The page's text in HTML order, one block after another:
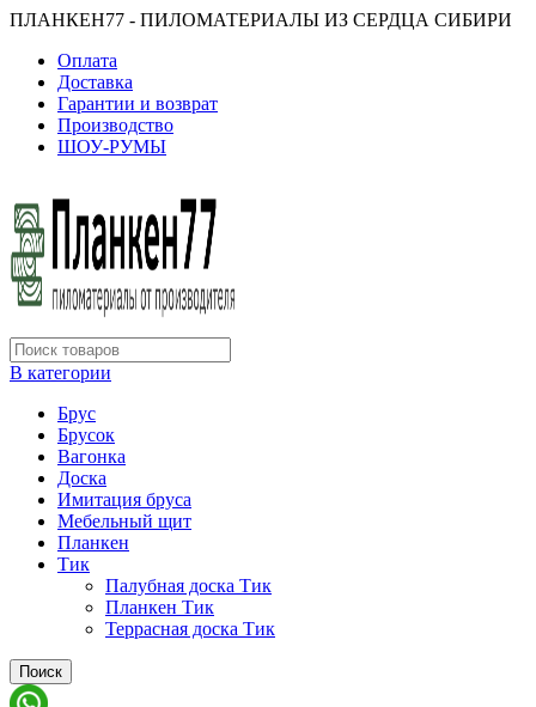
ПЛАНКЕН77 - ПИЛОМАТЕРИАЛЫ ИЗ СЕРДЦА СИБИРИ
Оплата
Доставка
Гарантии и возврат
Производство
ШОУ-РУМЫ
В категории
Брус
Брусок
Вагонка
Доска
Имитация бруса
Мебельный щит
Планкен
Тик
Палубная доска Тик
Планкен Тик
Террасная доска Тик
Поиск